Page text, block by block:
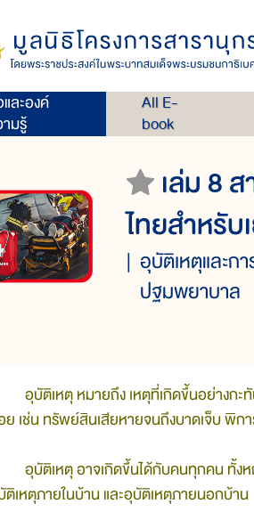
ละองค์
มรู้
All E-
book
เล่ม 8
ไทยสำหรับ
อุบัติเหตุและก
ปฐมพยาบาล
อุบัติเหตุ หมายถึง เหตุที่เกิดขึ้นอย่างก
ย เช่น ทรัพย์สินเสียหายจนถึงบาดเจ็บ พิก
อุบัติเหตุ อาจเกิดขึ้นได้กับคนทุกคน ทั้ง
เหตุภายในบ้าน และอุบัติเหตุภายนอกบ้าน